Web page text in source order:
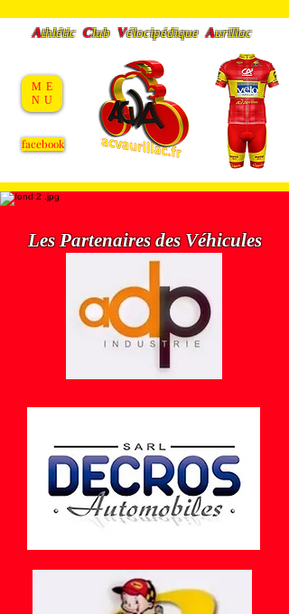
ME
NU
facebook
Athlétic Club Vélocipédique Aurillac
Les Partenaires des Véhicules